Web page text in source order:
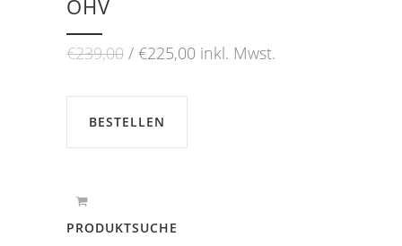
OHV
€239,00Ursprünglicher
€239,00
€225,00Aktueller
inkl. Mwst.
BESTELLEN
PRODUKTSUCHE